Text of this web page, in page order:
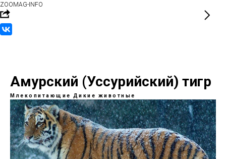
ZOOMAG-INFO
Амурский (Уссурийский) тигр
Млекопитающие Дикие животные